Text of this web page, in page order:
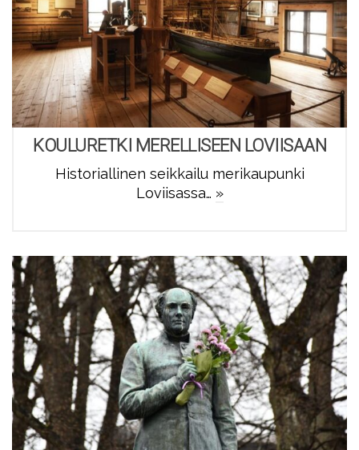
KOULURETKI MERELLISEEN LOVIISAAN
Historiallinen seikkailu merikaupunki
Loviisassa… »